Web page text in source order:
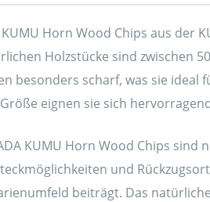
KUMU Horn Wood Chips aus der
Holzstücke sind zwischen
besonders scharf, was sie
eignen sie sich
KUMU Horn Wood Chips
und
beiträgt. Das